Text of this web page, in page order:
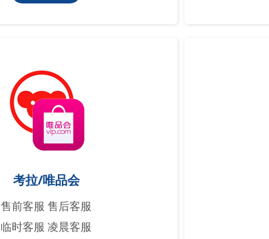
考拉/唯品会
售前客服 售后客服
临时客服 凌晨客服